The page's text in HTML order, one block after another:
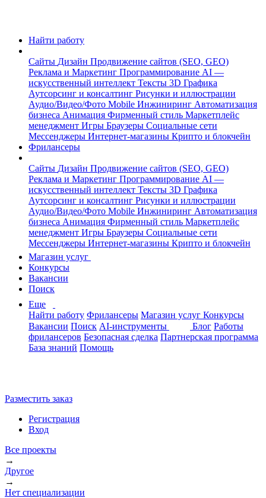
Найти работу
Сайты Дизайн Продвижение сайтов (SEO, GEO)
Реклама и Маркетинг Программирование AI —
искусственный интеллект Тексты 3D Графика
Аутсорсинг и консалтинг Рисунки и иллюстрации
Аудио/Видео/Фото Mobile Инжиниринг Автоматизация
бизнеса Анимация Фирменный стиль Маркетплейс
менеджмент Игры Браузеры Социальные сети
Мессенджеры Интернет-магазины Крипто и блокчейн
Фрилансеры
Сайты Дизайн Продвижение сайтов (SEO, GEO)
Реклама и Маркетинг Программирование AI —
искусственный интеллект Тексты 3D Графика
Аутсорсинг и консалтинг Рисунки и иллюстрации
Аудио/Видео/Фото Mobile Инжиниринг Автоматизация
бизнеса Анимация Фирменный стиль Маркетплейс
менеджмент Игры Браузеры Социальные сети
Мессенджеры Интернет-магазины Крипто и блокчейн
Магазин услуг
Конкурсы
Вакансии
Поиск
Еще
Найти работу Фрилансеры Магазин услуг Конкурсы
Вакансии Поиск AI-инструменты Блог Работы
фрилансеров Безопасная сделка Партнерская программа
База знаний Помощь
Разместить заказ
Регистрация
Вход
Все проекты
→
Другое
→
Нет специализации